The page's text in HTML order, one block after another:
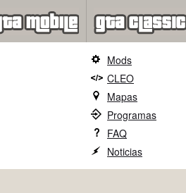
Mods
CLEO
Mapas
Programas
FAQ
Noticias